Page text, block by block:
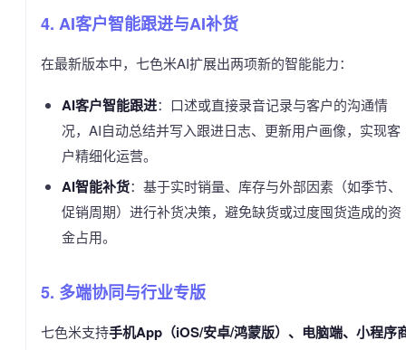
4. AI客户智能跟进与AI补货
在最新版本中，七色米AI扩展出两项新的智能能力：
AI客户智能跟进：口述或直接录音记录与客户的沟通情
况，AI自动总结并写入跟进日志、更新用户画像，实现客
户精细化运营。
AI智能补货：基于实时销量、库存与外部因素（如季节、
促销周期）进行补货决策，避免缺货或过度囤货造成的资
金占用。
5. 多端协同与行业专版
七色米支持手机App（iOS/安卓/鸿蒙版）、电脑端、小程序